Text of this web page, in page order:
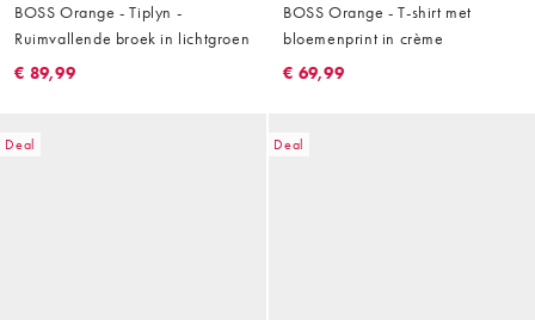
BOSS Orange - Tiplyn -
Ruimvallende broek in lichtgroen
€ 89,99
BOSS Orange - T-shirt met
bloemenprint in crème
€ 69,99
Deal Deal